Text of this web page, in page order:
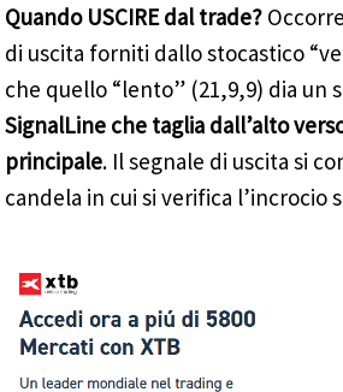
Quando USCIRE dal trade?
di uscita forniti dallo stocastico
che quello “lento” (21,9,9) dia un
SignalLine che taglia dall’alto
principale. Il segnale di uscita si
candela in cui si verifica l’incrocio